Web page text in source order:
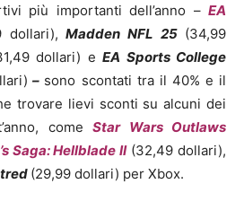
più importanti dell’anno – EA
dollari),Madden NFL 25 (34,99
dollari) e EA Sports College
– sono scontati tra il 40% e il
trovare lievi sconti su alcuni dei
come Star Wars Outlaws
Saga: Hellblade II(32,49 dollari),
(29,99 dollari) per Xbox.